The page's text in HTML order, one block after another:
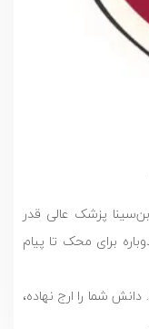
پزشک عالی قدر
برای محک تا پیام
شما را ارج نهاده،